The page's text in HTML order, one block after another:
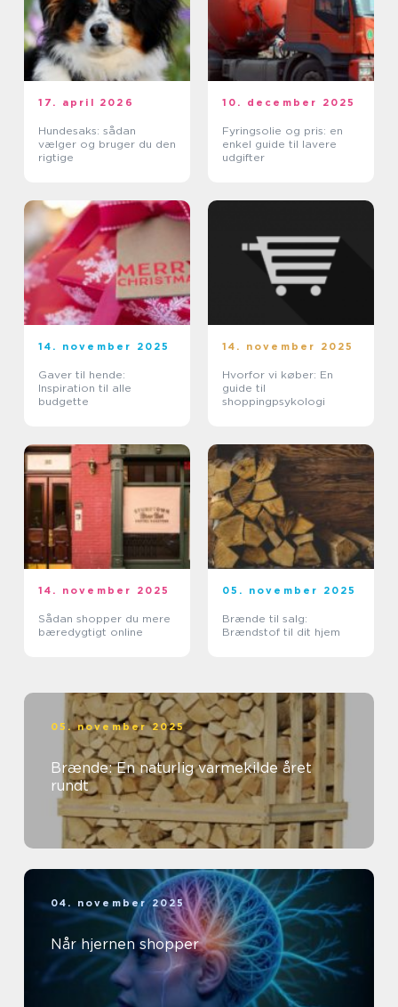
17. april 2026
Hundesaks: sådan
vælger og bruger du den
rigtige
10. december 2025
Fyringsolie og pris: en
enkel guide til lavere
udgifter
14. november 2025
Gaver til hende:
Inspiration til alle
budgette
14. november 2025
Hvorfor vi køber: En
guide til
shoppingpsykologi
14. november 2025
Sådan shopper du mere
bæredygtigt online
05. november 2025
Brænde til salg:
Brændstof til dit hjem
05. november 2025
Brænde: En naturlig varmekilde året
rundt
04. november 2025
Når hjernen shopper